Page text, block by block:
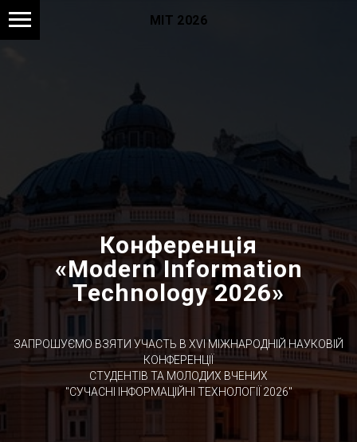
Конференція
«Modern Information
Technology 2026»
ЗАПРОШУЄМО ВЗЯТИ УЧАСТЬ В XVI МІЖНАРОДНІЙ НАУКОВІЙ
КОНФЕРЕНЦІЇ
СТУДЕНТІВ ТА МОЛОДИХ ВЧЕНИХ
"СУЧАСНІ ІНФОРМАЦІЙНІ ТЕХНОЛОГІЇ 2026"
MIT 2026